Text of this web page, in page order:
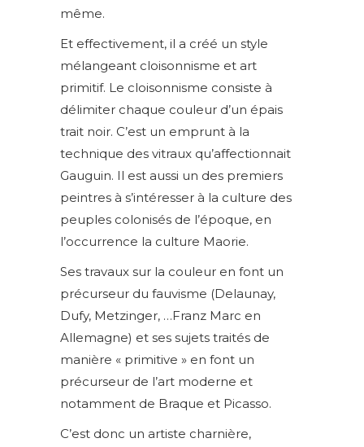
même.
Et effectivement, il a créé un style
mélangeant cloisonnisme et art
primitif. Le cloisonnisme consiste à
délimiter chaque couleur d’un épais
trait noir. C’est un emprunt à la
technique des vitraux qu’affectionnait
Gauguin. Il est aussi un des premiers
peintres à s’intéresser à la culture des
peuples colonisés de l’époque, en
l’occurrence la culture Maorie.
Ses travaux sur la couleur en font un
précurseur du fauvisme (Delaunay,
Dufy, Metzinger, …Franz Marc en
Allemagne) et ses sujets traités de
manière « primitive » en font un
précurseur de l’art moderne et
notamment de Braque et Picasso.
C’est donc un artiste charnière,